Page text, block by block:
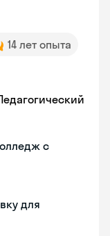
14 лет опыта
с
для